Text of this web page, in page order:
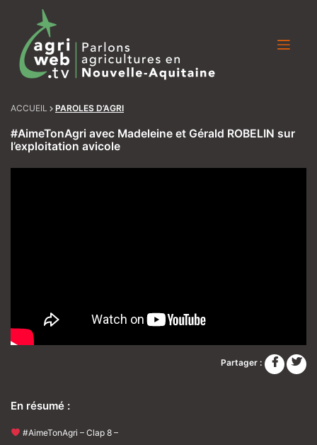
ACCUEIL PAROLES D’AGRI
#AimeTonAgri avec Madeleine et Gérald ROBELIN sur
l’exploitation avicole
Partager :
En résumé :
#AimeTonAgri – Clap 8 –